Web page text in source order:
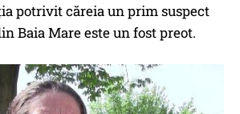
potrivit căreia un prim suspect
Baia Mare este un fost preot.